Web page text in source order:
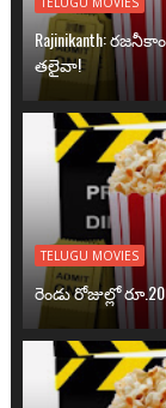
Rajinikanth:
తలైవా!
TELUGU MOVIES
రెండు రోజుల్లో